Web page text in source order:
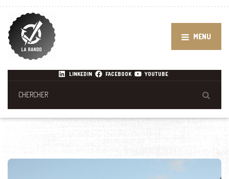
MENU
LINKEDIN FACEBOOK YOUTUBE